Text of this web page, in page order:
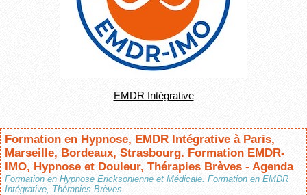
EMDR Intégrative
Formation en Hypnose, EMDR Intégrative à Paris,
Marseille, Bordeaux, Strasbourg. Formation EMDR-
IMO, Hypnose et Douleur, Thérapies Brèves - Agenda
Formation en Hypnose Ericksonienne et Médicale. Formation en EMDR
Intégrative, Thérapies Brèves.